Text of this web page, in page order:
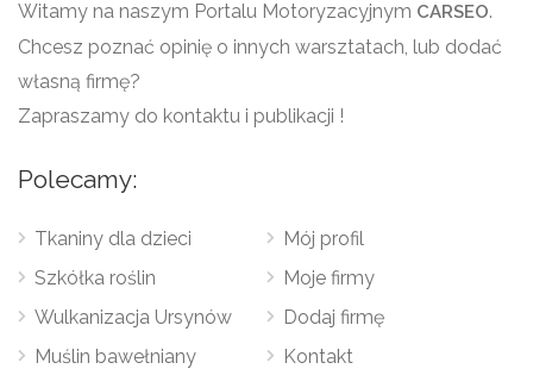
Witamy na naszym Portalu Motoryzacyjnym CARSEO.
Chcesz poznać opinię o innych warsztatach, lub dodać
własną firmę?
Zapraszamy do kontaktu i publikacji !
Polecamy:
Tkaniny dla dzieci
Szkółka roślin
Wulkanizacja Ursynów
Muślin bawełniany
Mój profil
Moje firmy
Dodaj firmę
Kontakt